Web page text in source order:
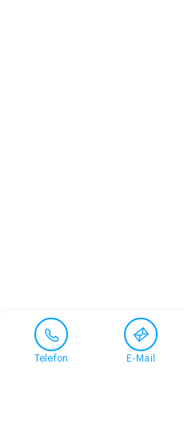
Telefon E-Mail